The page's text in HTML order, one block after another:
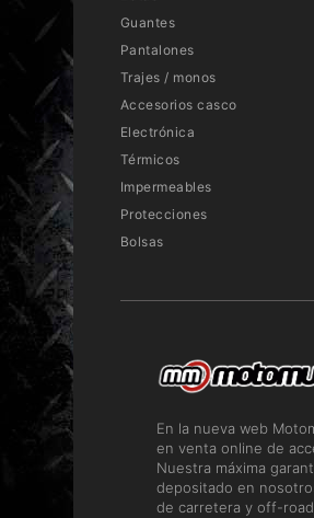
Guantes
Pantalones
Trajes / monos
Accesorios casco
Electrónica
Térmicos
Impermeables
Protecciones
Bolsas
En la nueva web
en venta online de
Nuestra máxima
depositado en
de carretera y off-road.